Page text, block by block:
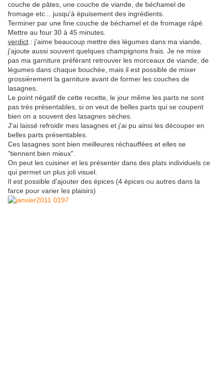
couche de pâtes, une couche de viande, de béchamel de
fromage etc... jusqu'à épuisement des ingrédients.
Terminer par une fine couche de béchamel et de fromage râpé.
Mettre au four 30 à 45 minutes.
verdict : j'aime beaucoup mettre des légumes dans ma viande,
j'ajoute aussi souvent quelques champignons frais. Je ne mixe
pas ma garniture préférant retrouver les morceaux de viande, de
légumes dans chaque bouchée, mais il est possible de mixer
grossièrement la garniture avant de former les couches de
lasagnes.
Le point négatif de cette recette, le jour même les parts ne sont
pas très présentables, si on veut de belles parts qui se coupent
bien on a souvent des lasagnes sèches.
J'ai laissé refroidir mes lasagnes et j'ai pu ainsi les découper en
belles parts présentables.
Ces lasagnes sont bien meilleures réchauffées et elles se
"tiennent bien mieux".
On peut les cuisiner et les présenter dans des plats individuels ce
qui permet un plus joli visuel.
Il est possible d'ajouter des épices (4 épices ou autres dans la
farce pour varier les plaisirs)